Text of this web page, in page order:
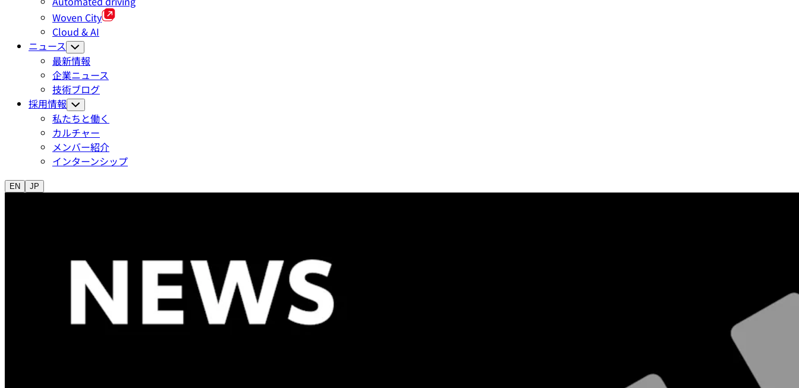
Woven City
Cloud & AI
ニュース
最新情報
企業ニュース
技術ブログ
採用情報
私たちと働く
カルチャー
メンバー紹介
インターンシップ
EN JP